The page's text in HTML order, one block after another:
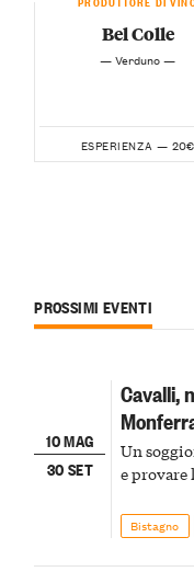
Bel Colle
— Verduno —
ESPERIENZA — 20€
PROSSIMI EVENTI
10 MAG
30 SET
Cavalli,
Un
e provare
Bistagno